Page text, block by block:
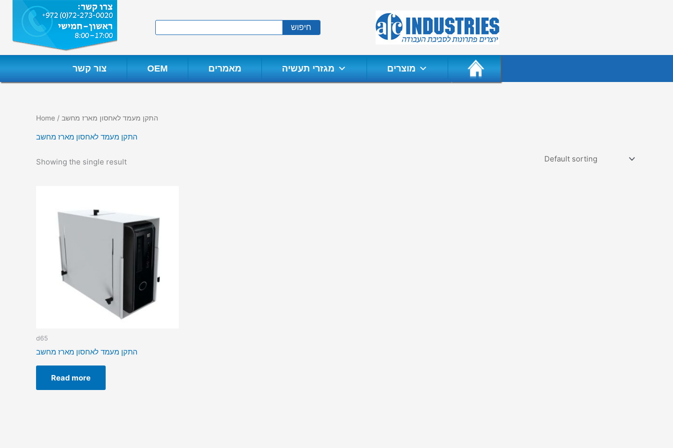
content
חיפוש
צור קשר OEM מאמרים מגזרי תעשיה מוצרים
Home / התקן מעמד לאחסון מארז מחשב
התקן מעמד לאחסון מארז מחשב
Showing the single result
d65
התקן מעמד לאחסון מארז מחשב
Read more